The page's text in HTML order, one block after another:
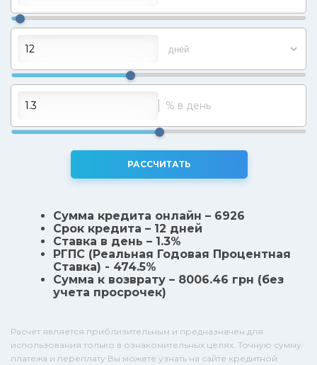
% в день
РАССЧИТАТЬ
Сумма кредита онлайн – 6926
Срок кредита – 12 дней
Ставка в день – 1.3%
РГПС (Реальная Годовая Процентная
Ставка) - 474.5%
Сумма к возврату – 8006.46 грн (без
учета просрочек)
Расчет является приблизительным и предназначен для
использования только в ознакомительных целях. Точную сумму
платежа и переплату Вы можете узнать на сайте кредитной